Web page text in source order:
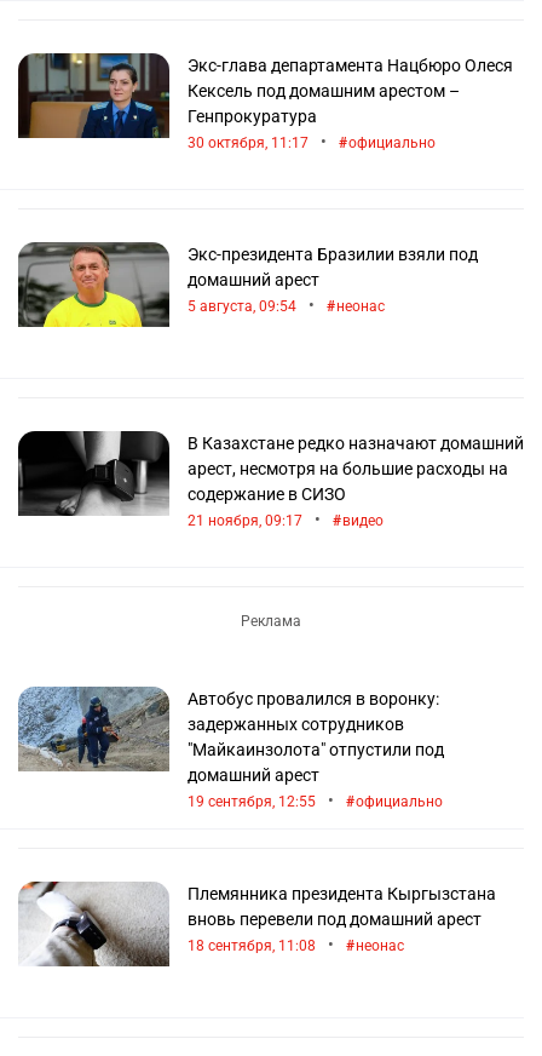
Экс-глава департамента Нацбюро Олеся
Кексель под домашним арестом –
Генпрокуратура
30 октября, 11:17 • официально
Экс-президента Бразилии взяли под
домашний арест
5 августа, 09:54 • неонас
В Казахстане редко назначают домашний
арест, несмотря на большие расходы на
содержание в СИЗО
21 ноября, 09:17 • видео
Автобус провалился в воронку:
задержанных сотрудников
"Майкаинзолота" отпустили под
домашний арест
19 сентября, 12:55 • официально
Племянника президента Кыргызстана
вновь перевели под домашний арест
18 сентября, 11:08 • неонас